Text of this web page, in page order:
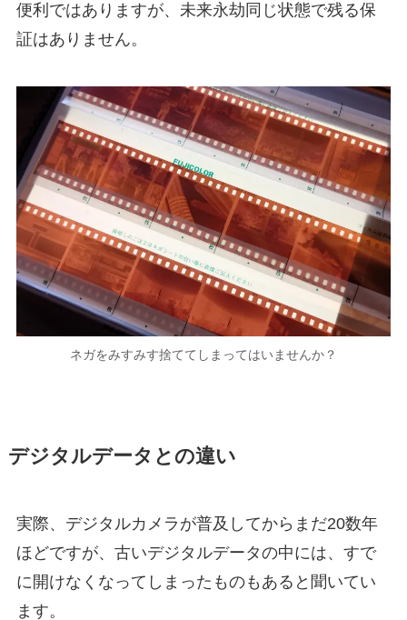
便利ではありますが、未来永劫同じ状態で残る保
証はありません。
ネガをみすみす捨ててしまってはいませんか？
デジタルデータとの違い
実際、デジタルカメラが普及してからまだ20数年
ほどですが、古いデジタルデータの中には、すで
に開けなくなってしまったものもあると聞いてい
ます。